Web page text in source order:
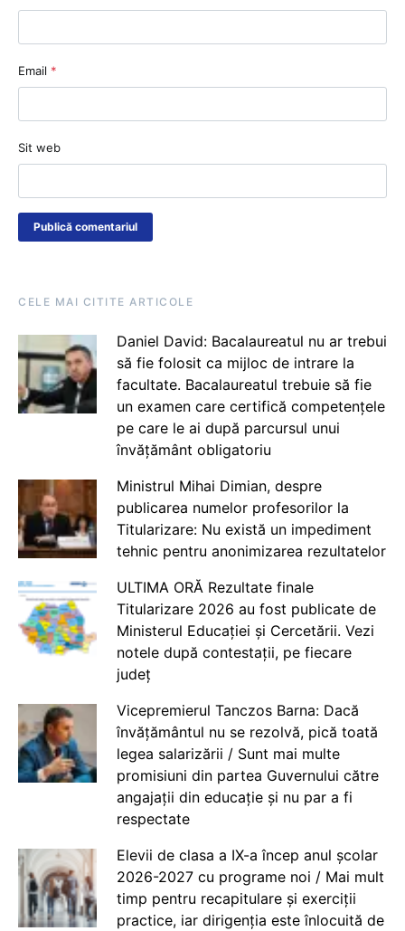
Email *
Sit web
CELE MAI CITITE ARTICOLE
Daniel David: Bacalaureatul nu ar trebui
să fie folosit ca mijloc de intrare la
facultate. Bacalaureatul trebuie să fie
un examen care certifică competențele
pe care le ai după parcursul unui
învățământ obligatoriu
Ministrul Mihai Dimian, despre
publicarea numelor profesorilor la
Titularizare: Nu există un impediment
tehnic pentru anonimizarea rezultatelor
ULTIMA ORĂ Rezultate finale
Titularizare 2026 au fost publicate de
Ministerul Educației și Cercetării. Vezi
notele după contestații, pe fiecare
județ
Vicepremierul Tanczos Barna: Dacă
învățământul nu se rezolvă, pică toată
legea salarizării / Sunt mai multe
promisiuni din partea Guvernului către
angajații din educație și nu par a fi
respectate
Elevii de clasa a IX-a încep anul școlar
2026-2027 cu programe noi / Mai mult
timp pentru recapitulare și exerciții
practice, iar dirigenția este înlocuită de